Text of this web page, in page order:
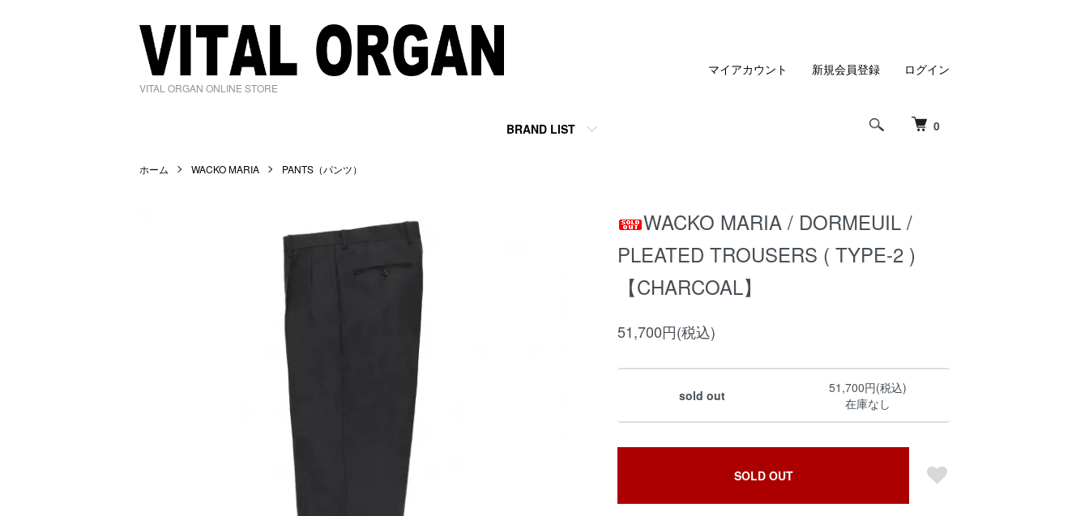
VITAL ORGAN ONLINE STORE
0
BRAND LIST
マイアカウント 新規会員登録 ログイン
ホーム WACKO MARIA PANTS（パンツ）
WACKO MARIA / DORMEUIL /
PLEATED TROUSERS ( TYPE-2 )
【CHARCOAL】
51,700円(税込)
sold out
51,700円(税込)
在庫なし
SOLD OUT